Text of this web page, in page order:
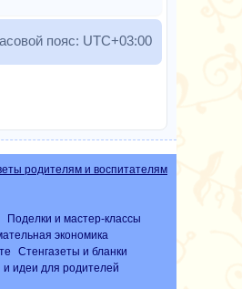
пояс: UTC+03:00
родителям и воспитателям
Поделки и мастер-классы
экономика
Стенгазеты и бланки
идеи для родителей